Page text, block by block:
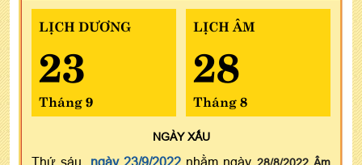
LỊCH DƯƠNG
23
Tháng 9
LỊCH ÂM
28
Tháng 8
NGÀYXẤU
Thứ sáu, ngày 23/9/2022nhằm ngày